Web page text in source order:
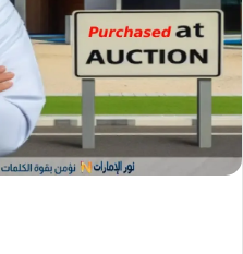
إ
ل
ك
ت
ر
ن